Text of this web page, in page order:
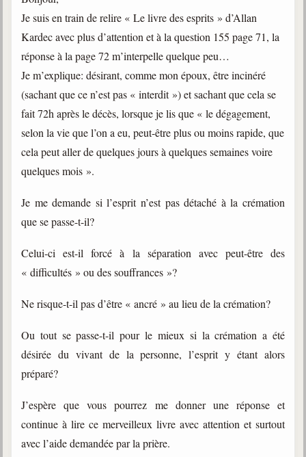
Je suis en train de relire « Le livre des esprits » d’Allan
Kardec avec plus d’attention et à la question 155 page 71, la
réponse à la page 72 m’interpelle quelque peu…
Je m’explique: désirant, comme mon époux, être incinéré
(sachant que ce n’est pas « interdit ») et sachant que cela se
fait 72h après le décès, lorsque je lis que « le dégagement,
selon la vie que l’on a eu, peut-être plus ou moins rapide, que
cela peut aller de quelques jours à quelques semaines voire
quelques mois ».
Je me demande si l’esprit n’est pas détaché à la crémation
que se passe-t-il?
Celui-ci est-il forcé à la séparation avec peut-être des
« difficultés » ou des souffrances »?
Ne risque-t-il pas d’être « ancré » au lieu de la crémation?
Ou tout se passe-t-il pour le mieux si la crémation a été
désirée du vivant de la personne, l’esprit y étant alors
préparé?
J’espère que vous pourrez me donner une réponse et
continue à lire ce merveilleux livre avec attention et surtout
avec l’aide demandée par la prière.